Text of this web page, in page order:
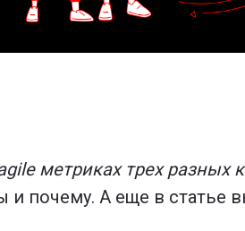
метриках трех разных
почему. А еще в статье